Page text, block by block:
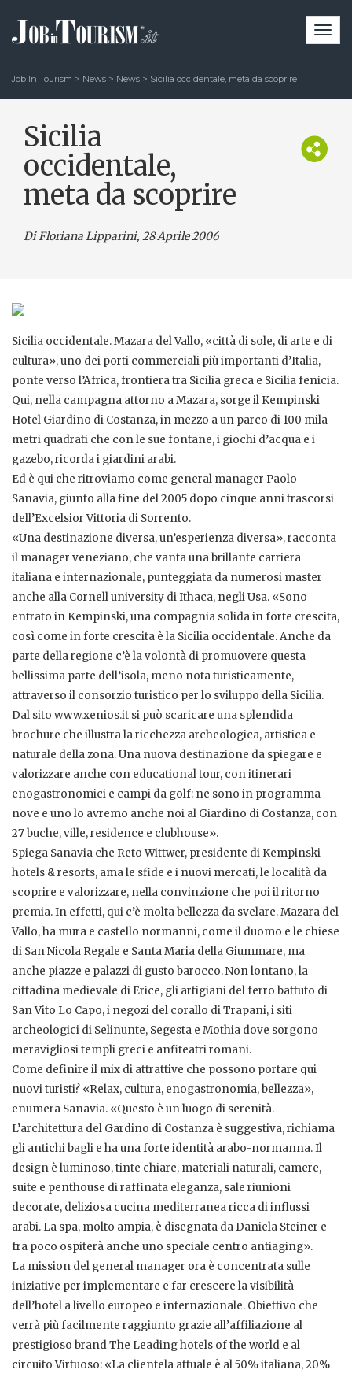
Job In Tourism > News > News > Sicilia occidentale, meta da scoprire
Sicilia
occidentale,
meta da scoprire
Di Floriana Lipparini, 28 Aprile 2006
Sicilia occidentale. Mazara del Vallo, «città di sole, di arte e di
cultura», uno dei porti commerciali più importanti d’Italia,
ponte verso l’Africa, frontiera tra Sicilia greca e Sicilia fenicia.
Qui, nella campagna attorno a Mazara, sorge il Kempinski
Hotel Giardino di Costanza, in mezzo a un parco di 100 mila
metri quadrati che con le sue fontane, i giochi d’acqua e i
gazebo, ricorda i giardini arabi.
Ed è qui che ritroviamo come general manager Paolo
Sanavia, giunto alla fine del 2005 dopo cinque anni trascorsi
dell’Excelsior Vittoria di Sorrento.
«Una destinazione diversa, un’esperienza diversa», racconta
il manager veneziano, che vanta una brillante carriera
italiana e internazionale, punteggiata da numerosi master
anche alla Cornell university di Ithaca, negli Usa. «Sono
entrato in Kempinski, una compagnia solida in forte crescita,
così come in forte crescita è la Sicilia occidentale. Anche da
parte della regione c’è la volontà di promuovere questa
bellissima parte dell’isola, meno nota turisticamente,
attraverso il consorzio turistico per lo sviluppo della Sicilia.
Dal sito www.xenios.it si può scaricare una splendida
brochure che illustra la ricchezza archeologica, artistica e
naturale della zona. Una nuova destinazione da spiegare e
valorizzare anche con educational tour, con itinerari
enogastronomici e campi da golf: ne sono in programma
nove e uno lo avremo anche noi al Giardino di Costanza, con
27 buche, ville, residence e clubhouse».
Spiega Sanavia che Reto Wittwer, presidente di Kempinski
hotels & resorts, ama le sfide e i nuovi mercati, le località da
scoprire e valorizzare, nella convinzione che poi il ritorno
premia. In effetti, qui c’è molta bellezza da svelare. Mazara del
Vallo, ha mura e castello normanni, come il duomo e le chiese
di San Nicola Regale e Santa Maria della Giummare, ma
anche piazze e palazzi di gusto barocco. Non lontano, la
cittadina medievale di Erice, gli artigiani del ferro battuto di
San Vito Lo Capo, i negozi del corallo di Trapani, i siti
archeologici di Selinunte, Segesta e Mothia dove sorgono
meravigliosi templi greci e anfiteatri romani.
Come definire il mix di attrattive che possono portare qui
nuovi turisti? «Relax, cultura, enogastronomia, bellezza»,
enumera Sanavia. «Questo è un luogo di serenità.
L’architettura del Gardino di Costanza è suggestiva, richiama
gli antichi bagli e ha una forte identità arabo-normanna. Il
design è luminoso, tinte chiare, materiali naturali, camere,
suite e penthouse di raffinata eleganza, sale riunioni
decorate, deliziosa cucina mediterranea ricca di influssi
arabi. La spa, molto ampia, è disegnata da Daniela Steiner e
fra poco ospiterà anche uno speciale centro antiaging».
La mission del general manager ora è concentrata sulle
iniziative per implementare e far crescere la visibilità
dell’hotel a livello europeo e internazionale. Obiettivo che
verrà più facilmente raggiunto grazie all’affiliazione al
prestigioso brand The Leading hotels of the world e al
circuito Virtuoso: «La clientela attuale è al 50% italiana, 20%